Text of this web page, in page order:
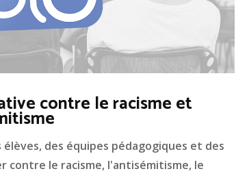
contre le racisme et
des équipes pédagogiques et des
le racisme, l'antisémitisme, le